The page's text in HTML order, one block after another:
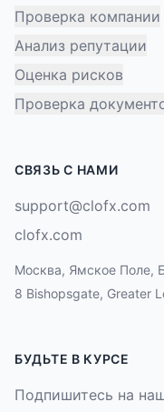
Проверка компании
Анализ репутации
Оценка рисков
Проверка
СВЯЗЬ С НАМИ
support@clofx.com
clofx.com
Москва, Ямское Поле,
8 Bishopsgate, Greater
БУДЬТЕ В КУРСЕ
Подпишитесь на